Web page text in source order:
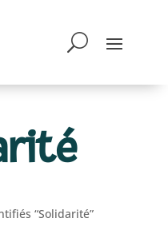
“Solidarité”